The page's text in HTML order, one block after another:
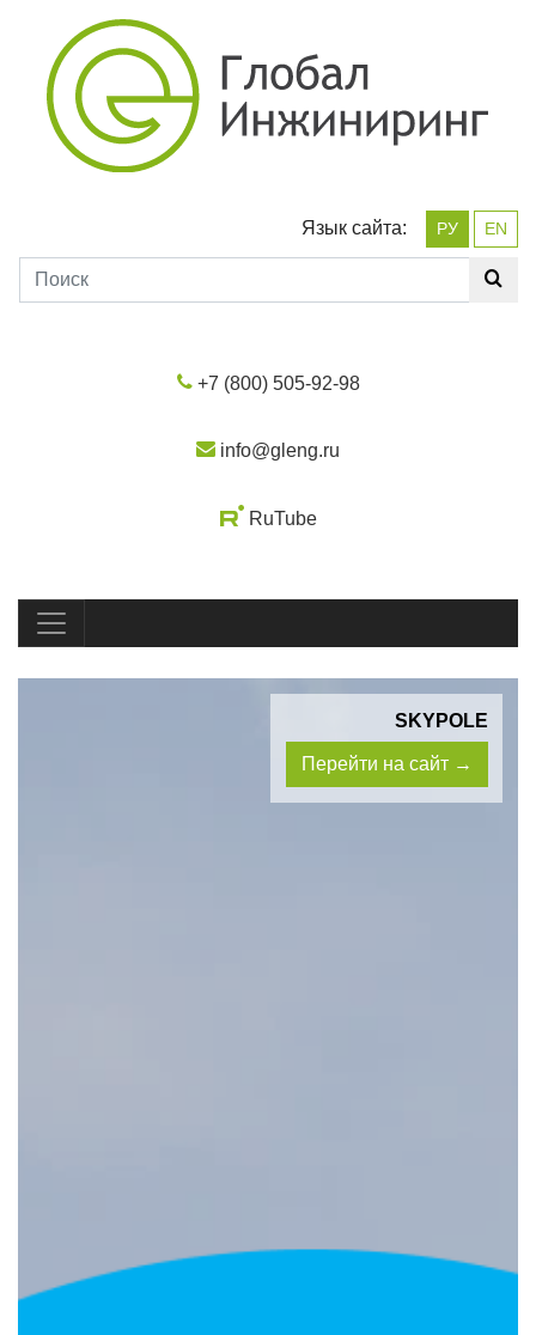
Язык сайта: РУ EN
+7 (800) 505-92-98
info@gleng.ru
RuTube
SKYPOLE
Перейти на сайт →